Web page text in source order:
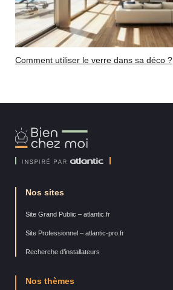
Comment utiliser le verre dans sa déco ?
Bien
Chez
Nos sites
Site Grand Public – atlantic.fr
Site Professionnel – atlantic-pro.fr
Recherche d’installateurs
Nos thèmes